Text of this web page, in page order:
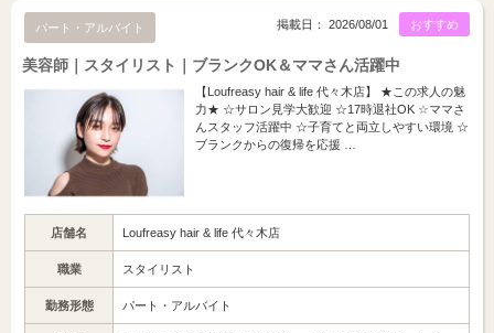
パート・アルバイト おすすめ
掲載日： 2026/08/01
美容師｜スタイリスト｜ブランクOK＆ママさん活躍中
【Loufreasy hair & life 代々木店】 ★この求人の魅
力★ ☆サロン見学大歓迎 ☆17時退社OK ☆ママさ
んスタッフ活躍中 ☆子育てと両立しやすい環境 ☆
ブランクからの復帰を応援 …
店舗名 Loufreasy hair & life 代々木店
職業 スタイリスト
勤務形態 パート・アルバイト